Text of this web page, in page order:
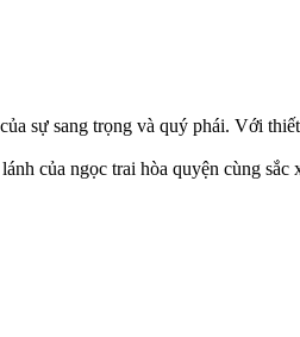
sự sang trọng và quý phái. Với
của ngọc trai hòa quyện cùng sắc